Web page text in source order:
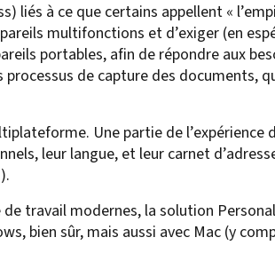
liés à ce que certains appellent «
multifonctions et d’exiger (en
portables, afin de répondre aux
de capture des documents,
Une partie de
leur langue, et leur carnet
travail modernes, la solution
bien sûr, mais aussi avec Mac (y